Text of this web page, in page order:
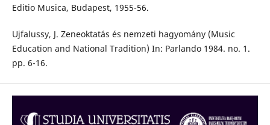
Editio Musica, Budapest, 1955-56.
Ujfalussy, J. Zeneoktatás és nemzeti hagyomány (Music
Education and National Tradition) In: Parlando 1984. no. 1.
pp. 6-16.